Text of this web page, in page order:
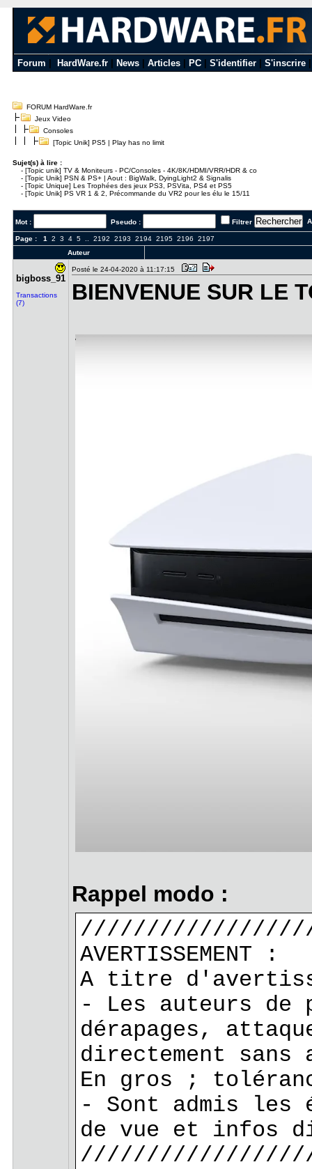
Forum HardWare.fr News Articles PC S'identifier S'inscrire
FORUM HardWare.fr
Jeux Video
Consoles
[Topic Unik] PS5 | Play has no limit
Sujet(s) à lire :
- [Topic unik] TV & Moniteurs - PC/Consoles - 4K/8K/HDMI/VRR/HDR & co
- [Topic Unik] PSN & PS+ | Aout : BigWalk, DyingLight2 & Signalis
- [Topic Unique] Les Trophées des jeux PS3, PSVita, PS4 et PS5
- [Topic Unik] PS VR 1 & 2, Précommande du VR2 pour les élu le 15/11
Mot : Pseudo : Filtrer
Page : 1 2 3 4 5.. 2192 2193 2194 2195 2196
2197
Auteur
bigboss_91
Transactions
(7)
Posté le 24-04-2020 à 11:17:15
BIENVENUE SUR LE
Rappel modo :
AVERTISSEMENT :
A titre
- Les auteurs
dérapages,
directement sans
En gros ;
- Sont admis les
de vue et infos